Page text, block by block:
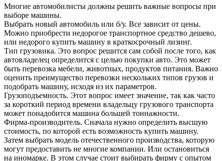
Многие автомобилисты должны решить важные вопросы при
выборе машины.
Выбрать новый автомобиль или б/у. Все зависит от цены.
Можно приобрести недорогое транспортное средство дешево,
или недорого купить машину в краткосрочный лизинг.
Тип грузовика. Это вопрос решится сам собой после того, как
автовладелец определится с целью покупки авто. Это может
быть перевозка мебели, животных, продуктов питания. Важно
оценить преимущество перевозки нескольких типов грузов и
подобрать машину, исходя из их параметров.
Грузоподъемность. Этот вопрос имеет значение, так как часто
за короткий период времени владельцу грузового транспорта
может понадобится машина большей тоннажности.
Фирма-производитель. Сначала нужно определить высшую
стоимость, по которой есть возможность купить машину.
Затем выбрать модель отечественного производства, которую
могут предоставить не многие компании. Или остановиться
на иномарке. В этом случае стоит выбирать фирму с опытом